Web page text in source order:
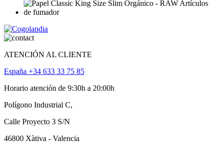
ATENCIÓN AL CLIENTE
España +34 633 33 75 85
Horario atención de 9:30h a 20:00h
Polígono Industrial C,
Calle Proyecto 3 S/N
46800 Xàtiva - Valencia